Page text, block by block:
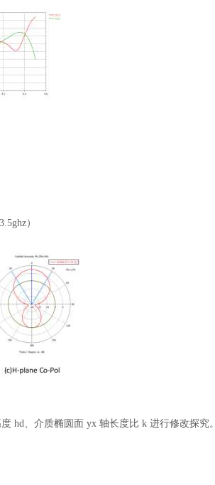
）
hd、介质椭圆面 yx 轴长度比 k 进行修改探究。